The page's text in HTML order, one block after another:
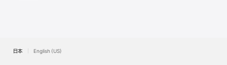
日本 English (US)